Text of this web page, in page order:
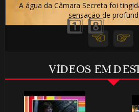
A água da Câmara Secreta foi
sensação de
VÍDEOS EM
1️⃣ 8️⃣
1️⃣